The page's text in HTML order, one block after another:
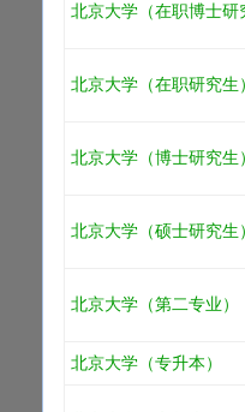
北京大学（在职博士
北京大学（在职研究
北京大学（博士研究
北京大学（硕士研究
北京大学（第二专业）
北京大学（专升本）